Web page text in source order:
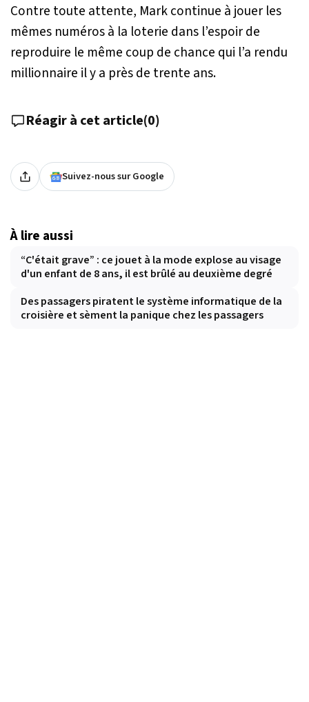
Contre toute attente, Mark continue à jouer les
mêmes numéros à la loterie dans l’espoir de
reproduire le même coup de chance qui l’a rendu
millionnaire il y a près de trente ans.
Réagir à cet article(0)
Suivez-nous sur Google
À lire aussi
“C'était grave” : ce jouet à la mode explose au visage
d'un enfant de 8 ans, il est brûlé au deuxième degré
Des passagers piratent le système informatique de la
croisière et sèment la panique chez les passagers